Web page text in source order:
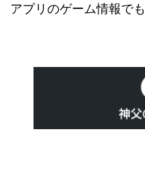
アプリのゲーム情報でも